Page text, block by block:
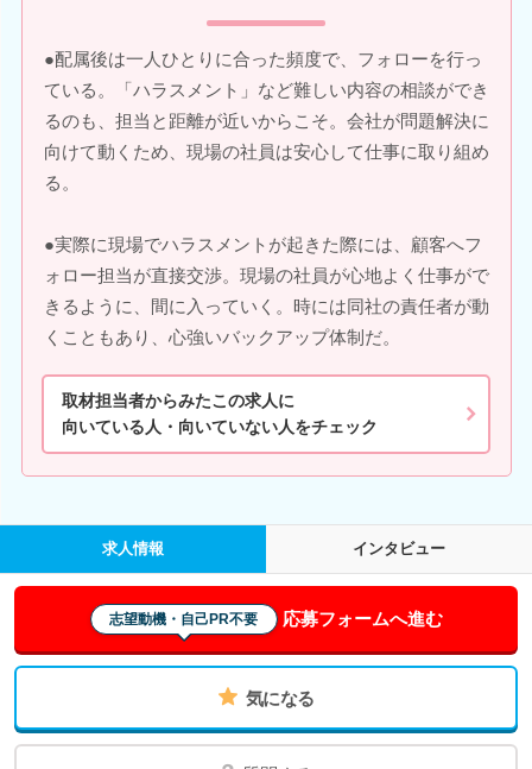
●配属後は一人ひとりに合った頻度で、フォローを行っ
ている。「ハラスメント」など難しい内容の相談ができ
るのも、担当と距離が近いからこそ。会社が問題解決に
向けて動くため、現場の社員は安心して仕事に取り組め
る。
●実際に現場でハラスメントが起きた際には、顧客へフ
ォロー担当が直接交渉。現場の社員が心地よく仕事がで
きるように、間に入っていく。時には同社の責任者が動
くこともあり、心強いバックアップ体制だ。
取材担当者からみたこの求人に
向いている人・向いていない人をチェック
求人情報 インタビュー
志望動機・自己PR不要 応募フォームへ進む
気になる